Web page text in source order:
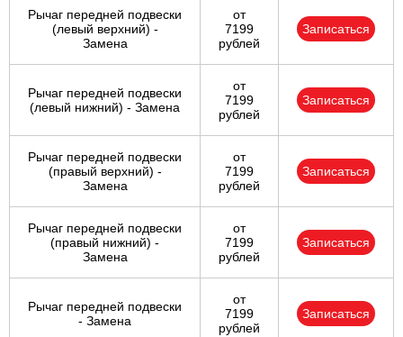
Рычаг передней подвески
(левый верхний) -
Замена
от
7199
рублей
Записаться
Рычаг передней подвески
(левый нижний) - Замена
от
7199
рублей
Записаться
Рычаг передней подвески
(правый верхний) -
Замена
от
7199
рублей
Записаться
Рычаг передней подвески
(правый нижний) -
Замена
от
7199
рублей
Записаться
Рычаг передней подвески
- Замена
от
7199
рублей
Записаться